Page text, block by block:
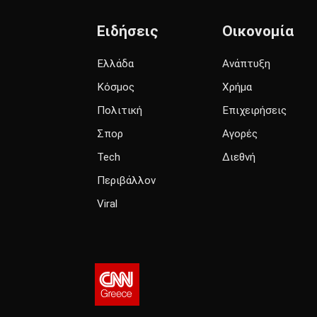
Ειδήσεις
Ελλάδα
Κόσμος
Πολιτική
Σπορ
Tech
Περιβάλλον
Viral
Οικονομία
Ανάπτυξη
Χρήμα
Επιχειρήσεις
Αγορές
Διεθνή